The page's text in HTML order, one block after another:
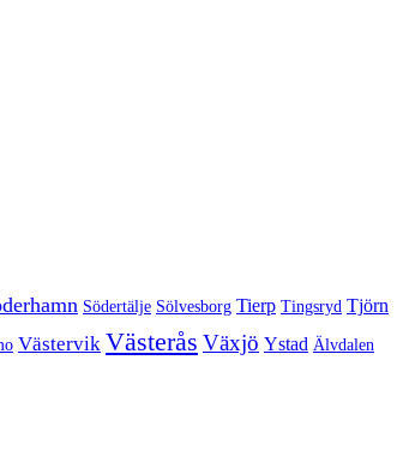
Södertälje Sölvesborg Tierp Tingsryd Tjörn
Västervik Västerås Växjö Ystad Älvdalen